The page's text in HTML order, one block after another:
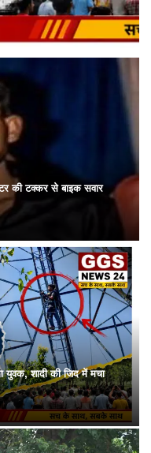
की टक्कर से बाइक सवार
शादी की जिद में मचा